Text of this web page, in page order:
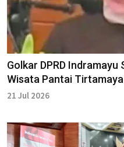
Golkar DPRD
Wisata Pantai Tirtamaya
21 Jul 2026